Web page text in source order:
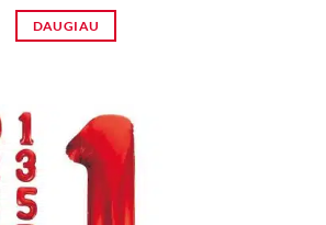
DAUGIAU